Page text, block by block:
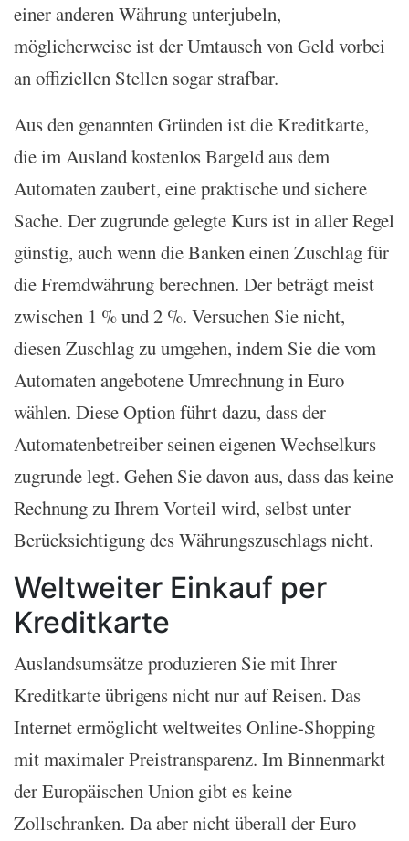
einer anderen Währung unterjubeln,
möglicherweise ist der Umtausch von Geld vorbei
an offiziellen Stellen sogar strafbar.
Aus den genannten Gründen ist die Kreditkarte,
die im Ausland kostenlos Bargeld aus dem
Automaten zaubert, eine praktische und sichere
Sache. Der zugrunde gelegte Kurs ist in aller Regel
günstig, auch wenn die Banken einen Zuschlag für
die Fremdwährung berechnen. Der beträgt meist
zwischen 1 % und 2 %. Versuchen Sie nicht,
diesen Zuschlag zu umgehen, indem Sie die vom
Automaten angebotene Umrechnung in Euro
wählen. Diese Option führt dazu, dass der
Automatenbetreiber seinen eigenen Wechselkurs
zugrunde legt. Gehen Sie davon aus, dass das keine
Rechnung zu Ihrem Vorteil wird, selbst unter
Berücksichtigung des Währungszuschlags nicht.
Weltweiter Einkauf per
Kreditkarte
Auslandsumsätze produzieren Sie mit Ihrer
Kreditkarte übrigens nicht nur auf Reisen. Das
Internet ermöglicht weltweites Online-Shopping
mit maximaler Preistransparenz. Im Binnenmarkt
der Europäischen Union gibt es keine
Zollschranken. Da aber nicht überall der Euro